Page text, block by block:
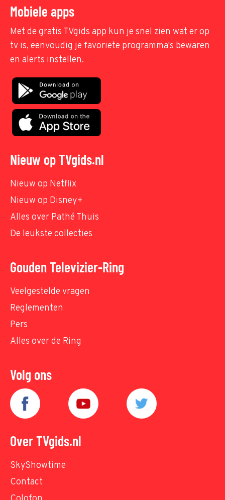
Mobiele apps
Met de gratis TVgids app kun je snel zien wat er op
tv is, eenvoudig je favoriete programma's bewaren
en alerts instellen.
Nieuw op TVgids.nl
Nieuw op Netflix
Nieuw op Disney+
Alles over Pathé Thuis
De leukste collecties
Gouden Televizier-Ring
Veelgestelde vragen
Reglementen
Pers
Alles over de Ring
Volg ons
Over TVgids.nl
SkyShowtime
Contact